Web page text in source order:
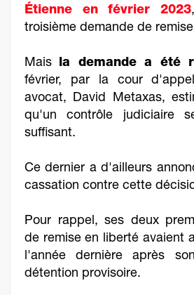
Étienne en février 2023
troisième demande de
Mais la demande a été
février, par la cour
avocat, David Metaxas,
qu'un contrôle judiciaire
suffisant.
Ce dernier a d'ailleurs
cassation contre cette
Pour rappel, ses deux
de remise en liberté avaient
l'année dernière après
détention provisoire.